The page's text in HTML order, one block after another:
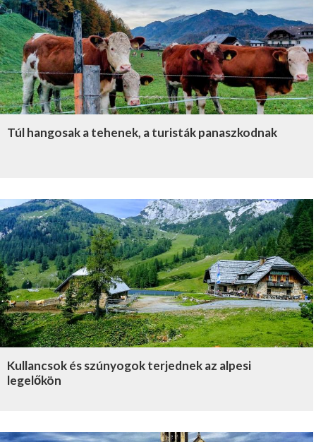
Túl hangosak a tehenek, a turisták panaszkodnak
Kullancsok és szúnyogok terjednek az alpesi
legelőkön